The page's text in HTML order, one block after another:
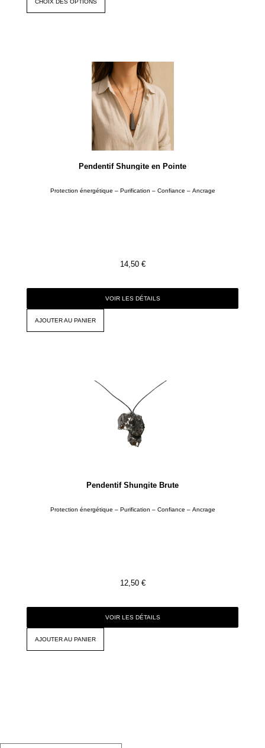
CHOIX DES OPTIONS
Pendentif Shungite en Pointe
Protection énergétique – Purification – Confiance – Ancrage
14,50 €
VOIR LES DÉTAILS
AJOUTER AU PANIER
Pendentif Shungite Brute
Protection énergétique – Purification – Confiance – Ancrage
12,50 €
VOIR LES DÉTAILS
AJOUTER AU PANIER